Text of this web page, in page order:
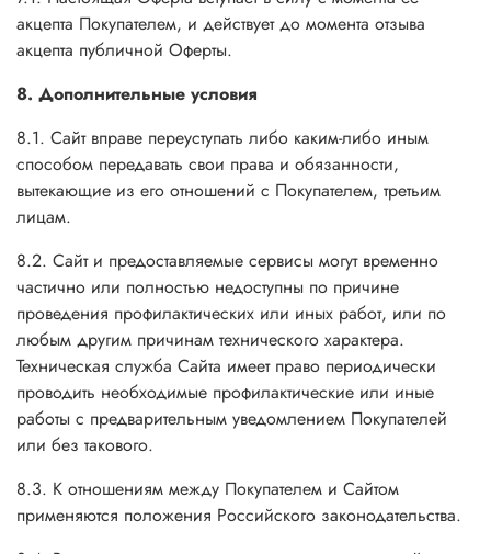
акцепта Покупателем, и действует до момента отзыва
акцепта публичной Оферты.
8. Дополнительные условия
8.1. Сайт вправе переуступать либо каким-либо иным
способом передавать свои права и обязанности,
вытекающие из его отношений с Покупателем, третьим
лицам.
8.2. Сайт и предоставляемые сервисы могут временно
частично или полностью недоступны по причине
проведения профилактических или иных работ, или по
любым другим причинам технического характера.
Техническая служба Сайта имеет право периодически
проводить необходимые профилактические или иные
работы с предварительным уведомлением Покупателей
или без такового.
8.3. К отношениям между Покупателем и Сайтом
применяются положения Российского законодательства.